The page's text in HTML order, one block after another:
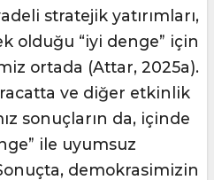
stratejik yatırımları,
olduğu “iyi denge” için
ortada (Attar, 2025a).
ve diğer etkinlik
sonuçların da, içinde
ile uyumsuz
demokrasimizin